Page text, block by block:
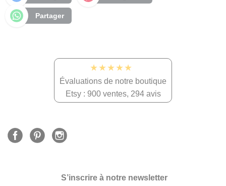
Partager
★★★★★
Évaluations de notre boutique
Etsy : 900 ventes, 294 avis
S’inscrire à notre newsletter